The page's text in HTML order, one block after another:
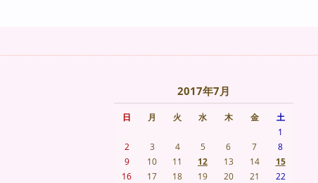
2017年7月
日 月 火 水 木 金 土
1
2
3 4 5 6 7
8
9
10 11 12 13 14
15
16
17 18 19 20 21
22